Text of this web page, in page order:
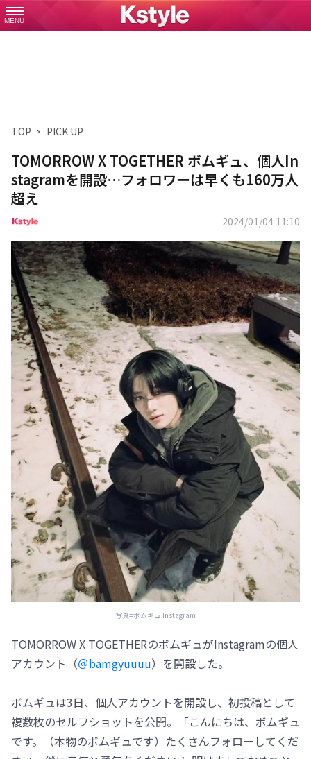
MENU
TOP PICK UP
TOMORROW X TOGETHER ボムギュ、個人In
stagramを開設…フォロワーは早くも160万人
超え
2024/01/04 11:10
写真=ボムギュ Instagram
TOMORROW X TOGETHERのボムギュがInstagramの個人
アカウント（＠bamgyuuuu）を開設した。
ボムギュは3日、個人アカウントを開設し、初投稿として
複数枚のセルフショットを公開。「こんにちは、ボムギュ
です。（本物のボムギュです）たくさんフォローしてくだ